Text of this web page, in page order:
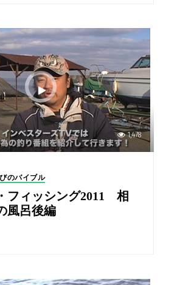
1,478
のバイブル
フィッシング2011 相
風呂後編